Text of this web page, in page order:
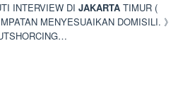
INTERVIEW DI JAKARTA TIMUR (
MENYESUAIKAN DOMISILI. 》